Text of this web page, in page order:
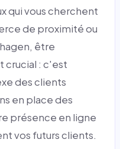
qui vous cherchent
de proximité ou
être
crucial : c'est
des clients
en place des
présence en ligne
vos futurs clients.